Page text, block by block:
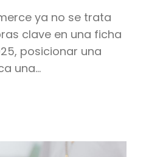
ya no se trata
clave en una ficha
posicionar una
una...